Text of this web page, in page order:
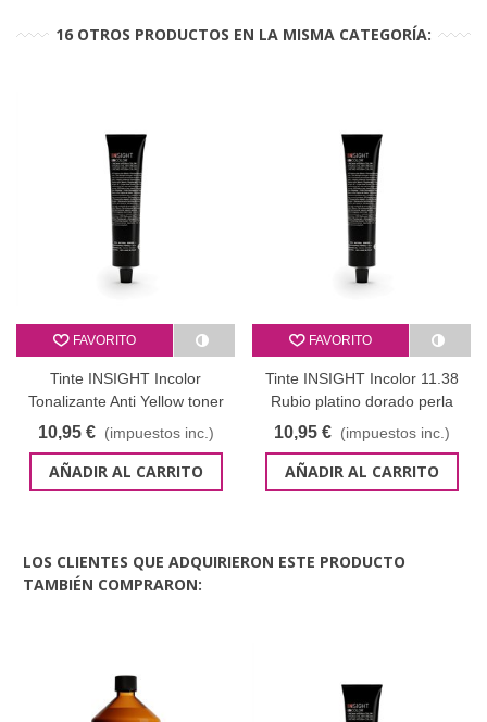
16 OTROS PRODUCTOS EN LA MISMA CATEGORÍA:
FAVORITO
Tinte INSIGHT Incolor
Tonalizante Anti Yellow toner
100 ml
10,95 € (impuestos inc.)
AÑADIR AL CARRITO
FAVORITO
Tinte INSIGHT Incolor 11.38
Rubio platino dorado perla
100 ml
10,95 € (impuestos inc.)
AÑADIR AL CARRITO
LOS CLIENTES QUE ADQUIRIERON ESTE PRODUCTO
TAMBIÉN COMPRARON: